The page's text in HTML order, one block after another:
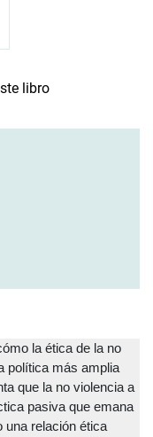
libro
la ética de la no
política más amplia
que la no violencia a
pasiva que emana
una relación ética